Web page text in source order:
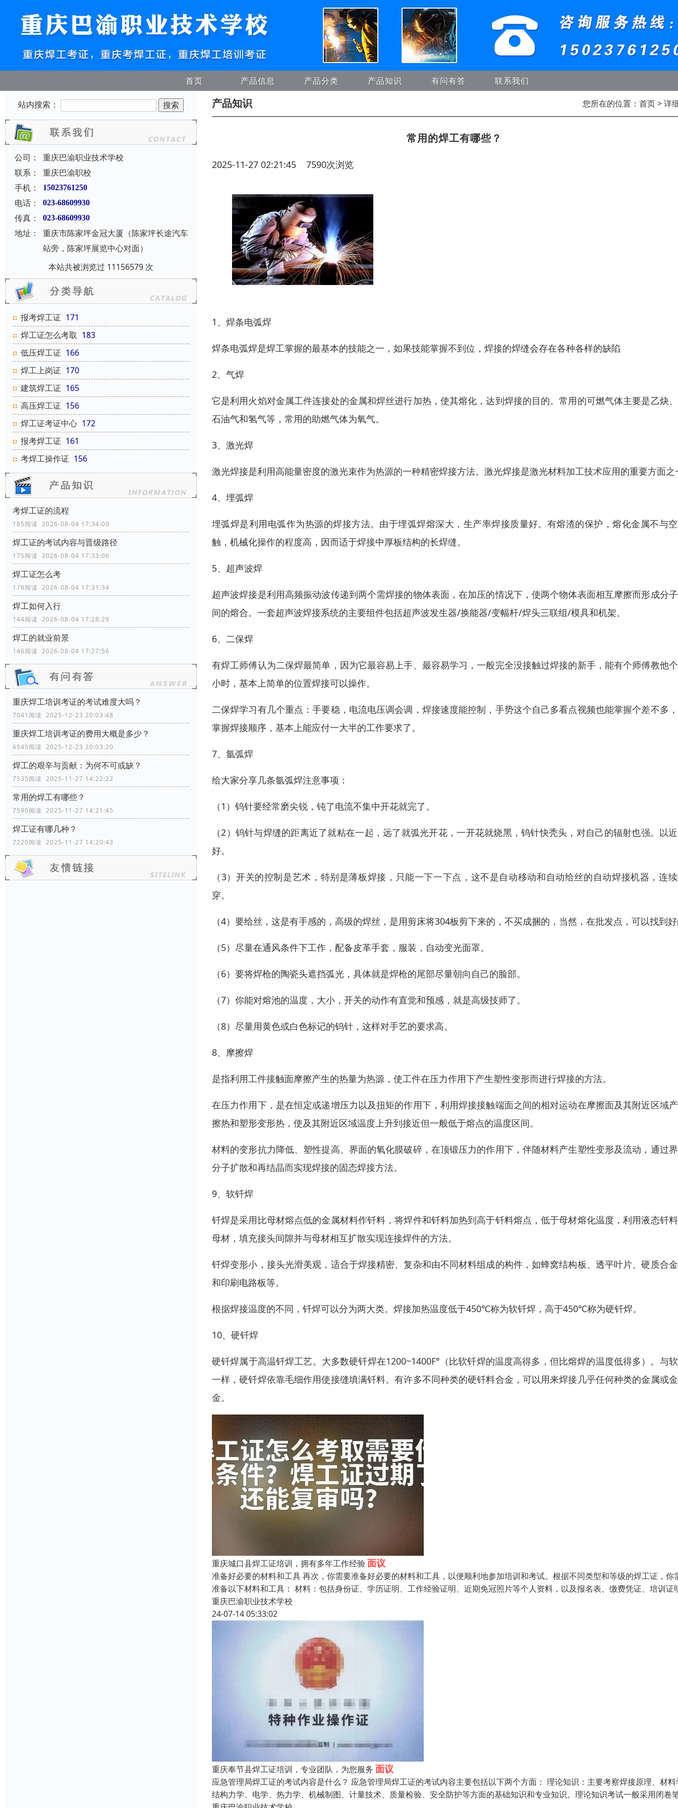
首页 产品信息 产品分类 产品知识 有问有答 联系我们
站内搜索：
公司：
重庆巴渝职业技术学校
联系：
重庆巴渝职校
手机：
15023761250
电话： 023-68609930
传真： 023-68609930
地址：
重庆市陈家坪金冠大厦（陈家坪长途汽车
站旁，陈家坪展览中心对面）
本站共被浏览过 11156579 次
报考焊工证 171
焊工证怎么考取 183
低压焊工证 166
焊工上岗证 170
建筑焊工证 165
高压焊工证 156
焊工证考证中心 172
报考焊工证 161
考焊工操作证 156
考焊工证的流程
185阅读 2026-08-04 17:34:00
焊工证的考试内容与晋级路径
175阅读 2026-08-04 17:33:06
焊工证怎么考
178阅读 2026-08-04 17:31:34
焊工如何入行
144阅读 2026-08-04 17:28:29
焊工的就业前景
146阅读 2026-08-04 17:27:56
重庆焊工培训考证的考试难度大吗？
7041阅读 2025-12-23 20:03:48
重庆焊工培训考证的费用大概是多少？
6945阅读 2025-12-23 20:03:20
焊工的艰辛与贡献：为何不可或缺？
7535阅读 2025-11-27 14:22:22
常用的焊工有哪些？
7590阅读 2025-11-27 14:21:45
焊工证有哪几种？
7220阅读 2025-11-27 14:20:43
产品知识 您所在的位置： 首页> 详
常用的焊工有哪些？
2025-11-27 02:21:45 7590次浏览
1、焊条电弧焊
焊条电弧焊是焊工掌握的最基本的技能之一，如果技能掌握不到位，焊接的焊缝会存在各种各样的缺陷
2、气焊
它是利用火焰对金属工件连接处的金属和焊丝进行加热，使其熔化，达到焊接的目的。常用的可燃气体主要是乙炔
石油气和氢气等，常用的助燃气体为氧气。
3、激光焊
激光焊接是利用高能量密度的激光束作为热源的一种精密焊接方法。激光焊接是激光材料加工技术应用的重要方面之
4、埋弧焊
埋弧焊是利用电弧作为热源的焊接方法。由于埋弧焊熔深大，生产率焊接质量好。有熔渣的保护，熔化金属不与
触，机械化操作的程度高，因而适于焊接中厚板结构的长焊缝。
5、超声波焊
超声波焊接是利用高频振动波传递到两个需焊接的物体表面，在加压的情况下，使两个物体表面相互摩擦而形成分
间的熔合。一套超声波焊接系统的主要组件包括超声波发生器/换能器/变幅杆/焊头三联组/模具和机架。
6、二保焊
有焊工师傅认为二保焊最简单，因为它最容易上手、最容易学习，一般完全没接触过焊接的新手，能有个师傅教他
小时，基本上简单的位置焊接可以操作。
二保焊学习有几个重点：手要稳，电流电压调会调，焊接速度能控制，手势这个自己多看点视频也能掌握个差不多
掌握焊接顺序，基本上能应付一大半的工作要求了。
7、氩弧焊
给大家分享几条氩弧焊注意事项：
（1）钨针要经常磨尖锐，钝了电流不集中开花就完了。
（2）钨针与焊缝的距离近了就粘在一起，远了就弧光开花，一开花就烧黑，钨针快秃头，对自己的辐射也强。以
好。
（3）开关的控制是艺术，特别是薄板焊接，只能一下一下点，这不是自动移动和自动给丝的自动焊接机器，连
穿。
（4）要给丝，这是有手感的，高级的焊丝，是用剪床将304板剪下来的，不买成捆的，当然，在批发点，可以找到
（5）尽量在通风条件下工作，配备皮革手套，服装，自动变光面罩。
（6）要将焊枪的陶瓷头遮挡弧光，具体就是焊枪的尾部尽量朝向自己的脸部。
（7）你能对熔池的温度，大小，开关的动作有直觉和预感，就是高级技师了。
（8）尽量用黄色或白色标记的钨针，这样对手艺的要求高。
8、摩擦焊
是指利用工件接触面摩擦产生的热量为热源，使工件在压力作用下产生塑性变形而进行焊接的方法。
在压力作用下，是在恒定或递增压力以及扭矩的作用下，利用焊接接触端面之间的相对运动在摩擦面及其附近区域
擦热和塑形变形热，使及其附近区域温度上升到接近但一般低于熔点的温度区间。
材料的变形抗力降低、塑性提高、界面的氧化膜破碎，在顶锻压力的作用下，伴随材料产生塑性变形及流动，通过
分子扩散和再结晶而实现焊接的固态焊接方法。
9、软钎焊
钎焊是采用比母材熔点低的金属材料作钎料，将焊件和钎料加热到高于钎料熔点，低于母材熔化温度，利用液态钎
母材，填充接头间隙并与母材相互扩散实现连接焊件的方法。
钎焊变形小，接头光滑美观，适合于焊接精密、复杂和由不同材料组成的构件，如蜂窝结构板、透平叶片、硬质合
和印刷电路板等。
根据焊接温度的不同，钎焊可以分为两大类。焊接加热温度低于450℃称为软钎焊，高于450℃称为硬钎焊。
10、硬钎焊
硬钎焊属于高温钎焊工艺。大多数硬钎焊在1200~1400F°（比软钎焊的温度高得多，但比熔焊的温度低得多）。与
一样，硬钎焊依靠毛细作用使接缝填满钎料。有许多不同种类的硬钎料合金，可以用来焊接几乎任何种类的金属或
金。
重庆城口县焊工证培训，拥有多年工作经验 面议
准备好必要的材料和工具 再次，你需要准备好必要的材料和工具，以便顺利地参加培训和考试。根据不同类型和等级的焊工证，你
准备以下材料和工具： 材料：包括身份证、学历证明、工作经验证明、近期免冠照片等个人资料，以及报名表、缴费凭证、培训证
重庆巴渝职业技术学校
24-07-14 05:33:02
重庆奉节县焊工证培训，专业团队，为您服务 面议
应急管理局焊工证的考试内容是什么？ 应急管理局焊工证的考试内容主要包括以下两个方面： 理论知识：主要考察焊接原理、材
结构力学、电学、热力学、机械制图、计量技术、质量检验、安全防护等方面的基础知识和专业知识。理论知识考试一般采用闭卷